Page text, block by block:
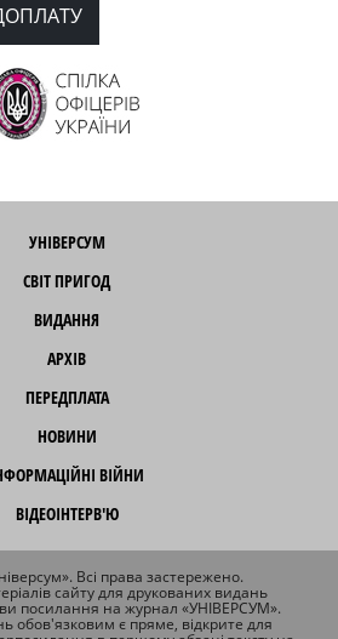
УНІВЕРСУМ
СВІТ ПРИГОД
ВИДАННЯ
АРХІВ
ПЕРЕДПЛАТА
НОВИНИ
ВІЙНИ
ВІДЕОІНТЕРВ'Ю
Всі права застережено.
сайту для друкованих видань
посилання на журнал «УНІВЕРСУМ».
обов'язковим є пряме, відкрите для